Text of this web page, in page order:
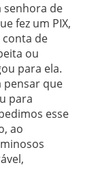
senhora de
fez um PIX,
de
ou
para ela.
pensar que
para
esse
ao